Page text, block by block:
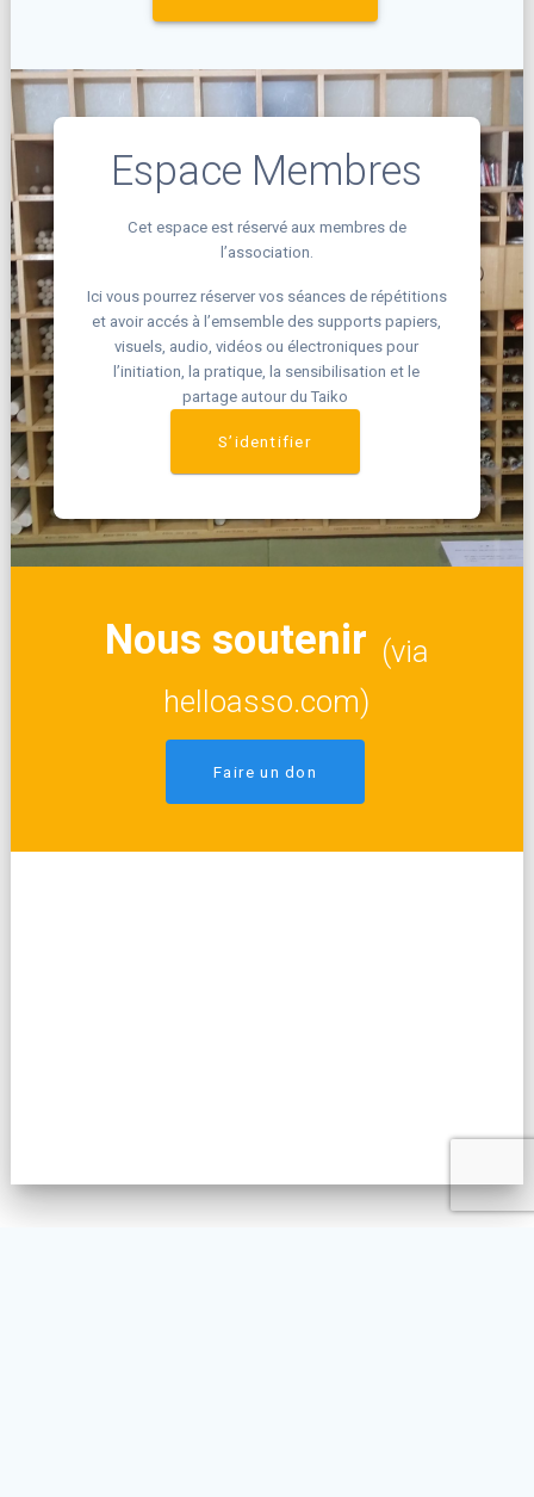
Espace Membres
Cet espace est réservé aux membres de
l’association.
Ici vous pourrez réserver vos séances de répétitions
et avoir accés à l’emsemble des supports papiers,
visuels, audio, vidéos ou électroniques pour
l’initiation, la pratique, la sensibilisation et le
partage autour du Taiko
S’identifier
Nous soutenir (via
helloasso.com)
Faire un don